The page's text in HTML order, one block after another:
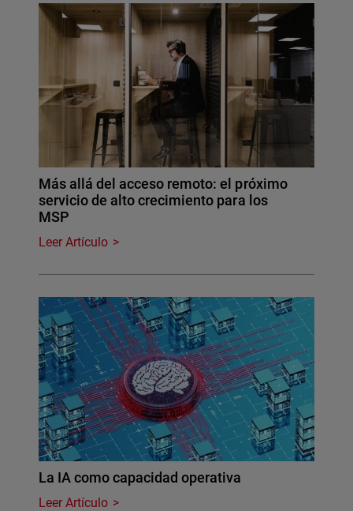
Más allá del acceso remoto: el próximo
servicio de alto crecimiento para los
MSP
Leer Artículo
La IA como capacidad operativa
Leer Artículo